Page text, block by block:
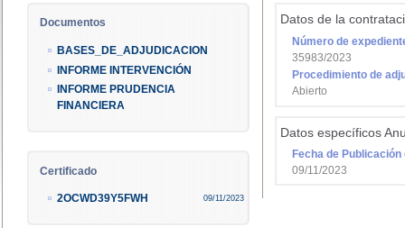
Documentos
BASES_DE_ADJUDICACION
INFORME INTERVENCIÓN
INFORME PRUDENCIA
FINANCIERA
Certificado
09/11/2023
2OCWD39Y5FWH
Datos de la
Número de
35983/2023
Procedimiento de
Abierto
Datos específicos
Fecha de
09/11/2023